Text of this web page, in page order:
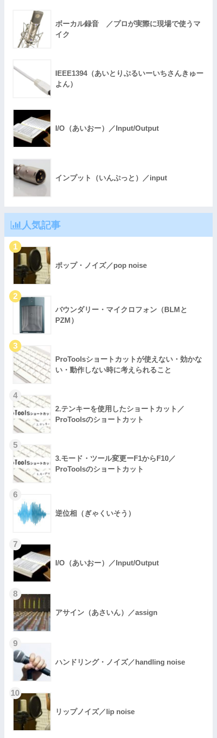
ボーカル録音 ／プロが実際に現場で使うマ
イク
IEEE1394（あいとりぷるいーいちさんきゅー
よん）
I/O（あいおー）／Input/Output
インプット（いんぷっと）／input
人気記事
ポップ・ノイズ／pop noise
バウンダリー・マイクロフォン（BLMと
PZM）
ProToolsショートカットが使えない・効かな
い・動作しない時に考えられること
2.テンキーを使用したショートカット／
ProToolsのショートカット
3.モード・ツール変更ーF1からF10／
ProToolsのショートカット
逆位相（ぎゃくいそう）
I/O（あいおー）／Input/Output
アサイン（あさいん）／assign
ハンドリング・ノイズ／handling noise
リップノイズ／lip noise